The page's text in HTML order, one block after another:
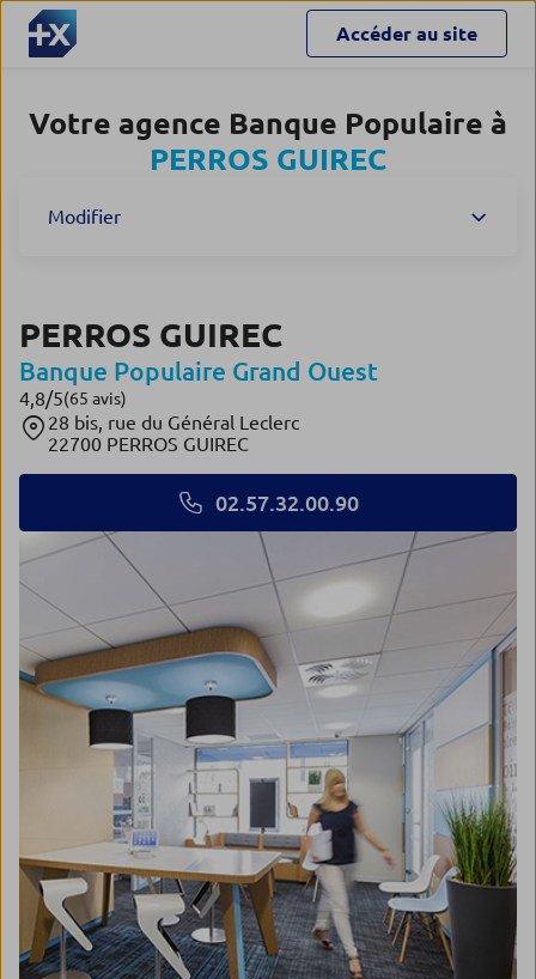
Accéder au site
Votre agence Banque Populaire à
PERROS GUIREC
Modifier
PERROS GUIREC
Banque Populaire Grand Ouest
4,8/5Note de 4.8 sur 5
(65 avis)
28 bis, rue du Général Leclerc
22700 PERROS GUIREC
02.57.32.00.90